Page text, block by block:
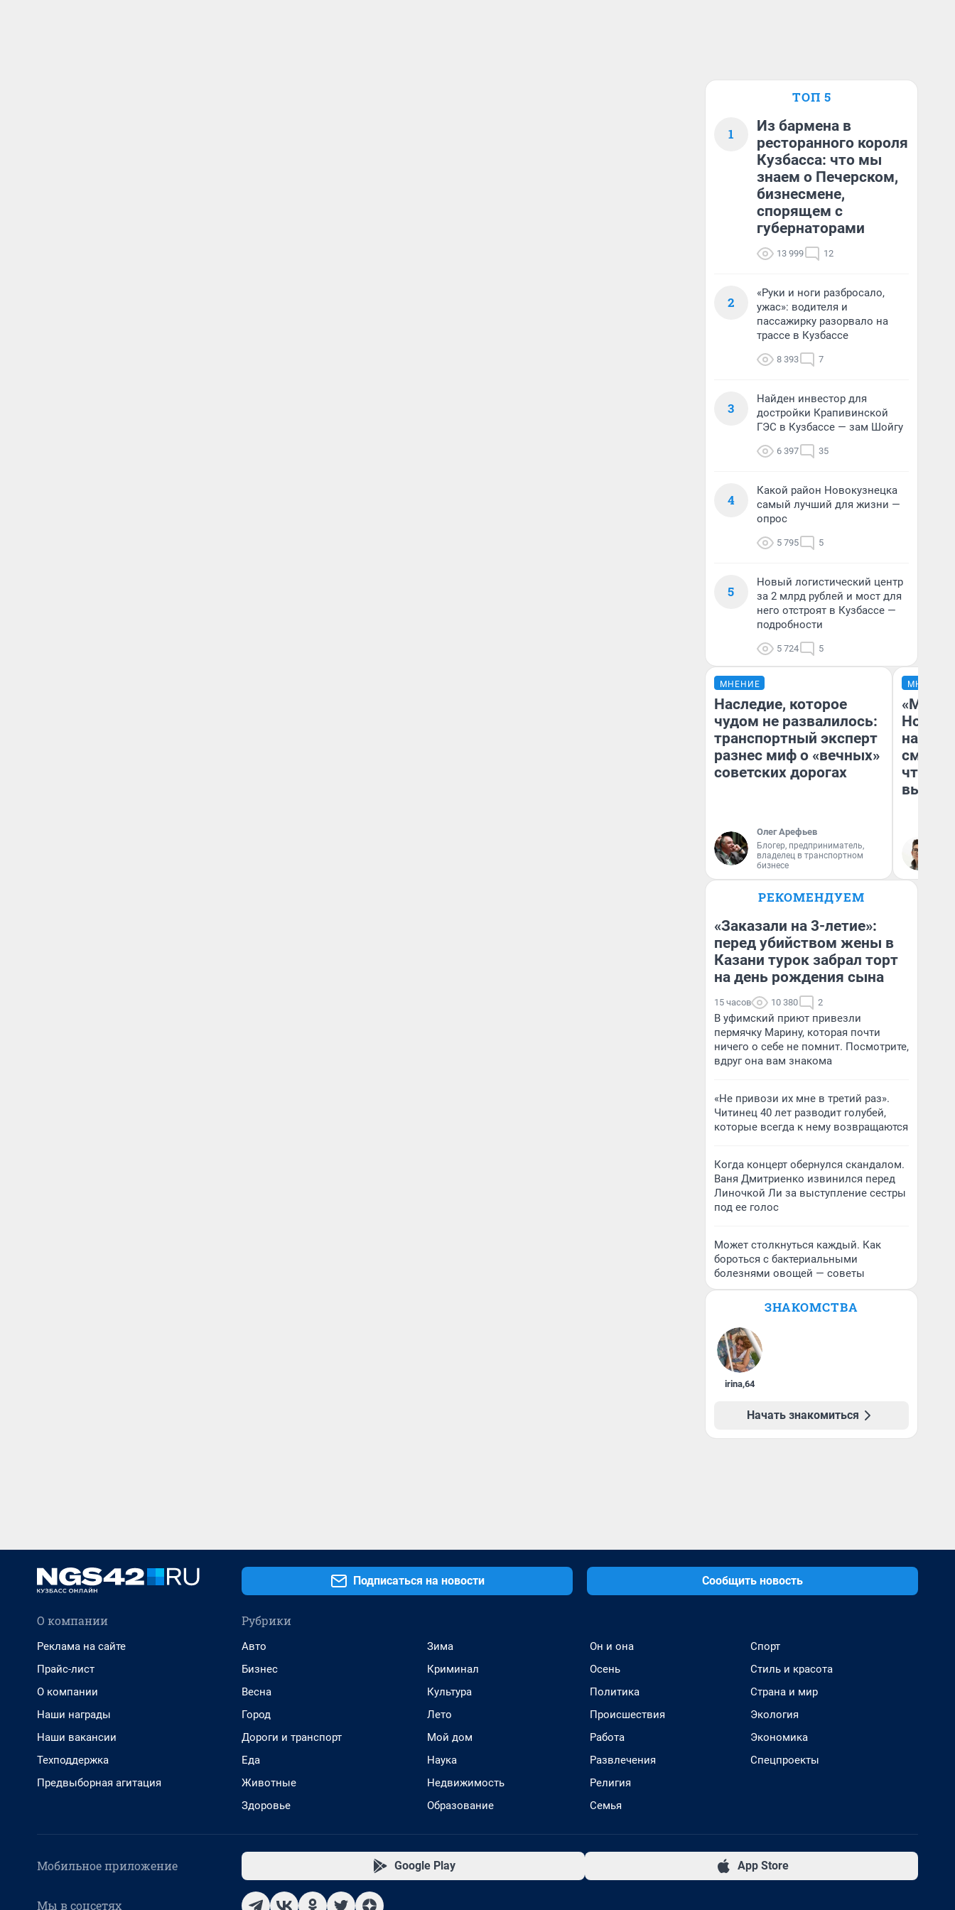
ТОП 5
1
Из бармена в
ресторанного короля
Кузбасса: что мы
знаем о Печерском,
бизнесмене,
спорящем с
губернаторами
13 999 12
2
«Руки и ноги разбросало,
ужас»: водителя и
пассажирку разорвало на
трассе в Кузбассе
8 393 7
3
Найден инвестор для
достройки Крапивинской
ГЭС в Кузбассе — зам Шойгу
6 397 35
4
Какой район Новокузнецка
самый лучший для жизни —
опрос
5 795 5
5
Новый логистический центр
за 2 млрд рублей и мост для
него отстроят в Кузбассе —
подробности
5 724 5
МНЕНИЕ
Наследие, которое
чудом не развалилось:
транспортный эксперт
разнес миф о «вечных»
советских дорогах
Олег Арефьев
Блогер, предприниматель,
владелец в транспортном
бизнесе
МНЕНИЕ
«Мы
чтобы
РЕКОМЕНДУЕМ
«Заказали на 3-летие»:
перед убийством жены в
Казани турок забрал торт
на день рождения сына
15 часов 10 380 2
В уфимский приют привезли
пермячку Марину, которая почти
ничего о себе не помнит. Посмотрите,
вдруг она вам знакома
«Не привози их мне в третий раз».
Читинец 40 лет разводит голубей,
которые всегда к нему возвращаются
Когда концерт обернулся скандалом.
Ваня Дмитриенко извинился перед
Линочкой Ли за выступление сестры
под ее голос
Может столкнуться каждый. Как
бороться с бактериальными
болезнями овощей — советы
ЗНАКОМСТВА
irina,64
Начать знакомиться
Подписаться на новости Сообщить новость
О компании
Реклама на сайте
Прайс-лист
О компании
Наши награды
Наши вакансии
Техподдержка
Предвыборная агитация
Рубрики
Авто
Бизнес
Весна
Город
Дороги и транспорт
Еда
Животные
Здоровье
Зима
Криминал
Культура
Лето
Мой дом
Наука
Недвижимость
Образование
Он и она
Осень
Политика
Происшествия
Работа
Развлечения
Религия
Семья
Спорт
Стиль и красота
Страна и мир
Экология
Экономика
Спецпроекты
Мобильное приложение Google Play App Store
Мы в соцсетях